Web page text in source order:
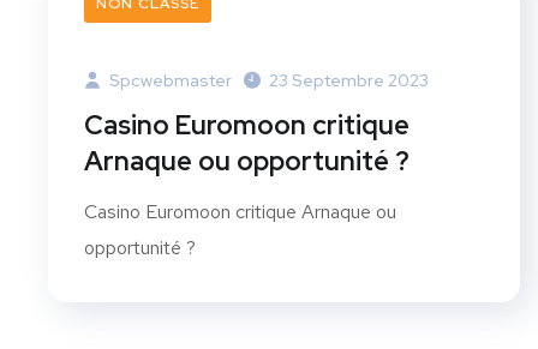
Spcwebmaster 23 Septembre 2023
Casino Euromoon critique
Arnaque ou opportunité ?
Casino Euromoon critique Arnaque ou
opportunité ?